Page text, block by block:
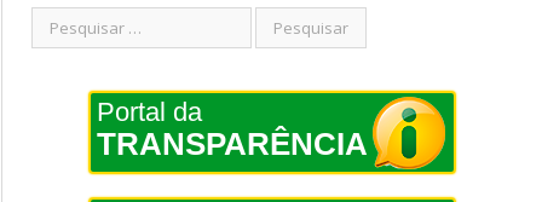
Portal da
TRANSPARÊNCIA